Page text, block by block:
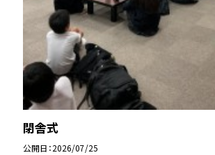
閉舎式
公開日 2026/07/25